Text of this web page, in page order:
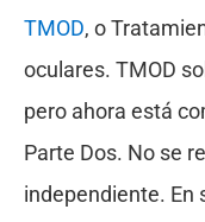
TMOD, o
oculares. TMOD
pero ahora está
Parte Dos. No se
independiente. En